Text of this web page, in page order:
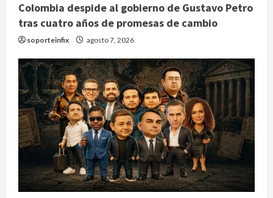
Colombia despide al gobierno de Gustavo Petro
tras cuatro años de promesas de cambio
soporteinfix agosto 7, 2026